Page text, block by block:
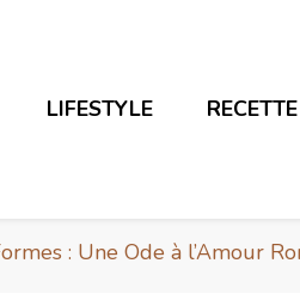
LIFESTYLE RECETTE
: Une Ode à l’Amour